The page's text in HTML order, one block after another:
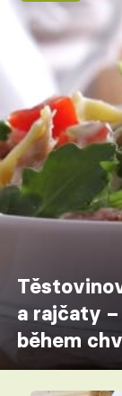
a rajčaty
během